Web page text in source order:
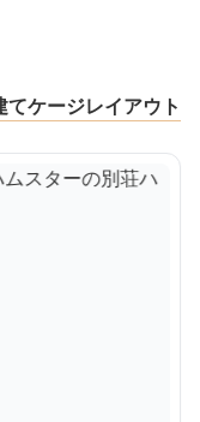
ケージレイアウト